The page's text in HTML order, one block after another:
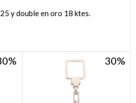
y double en oro 18 ktes.
30